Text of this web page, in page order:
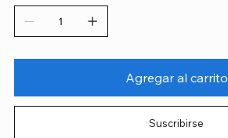
Agregar al carrito
Suscribirse